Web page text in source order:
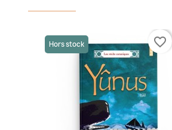
Hors stock favorite_border